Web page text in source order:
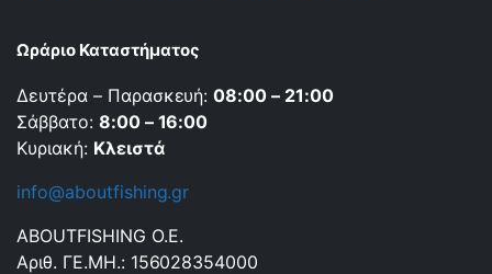
Ωράριο Καταστήματος
Δευτέρα – Παρασκευή:08:00 – 21:00
Σάββατο: 8:00 – 16:00
Κυριακή: Κλειστά
info@aboutfishing.gr
ABOUTFISHING Ο.Ε.
Αριθ. ΓΕ.ΜΗ.: 156028354000